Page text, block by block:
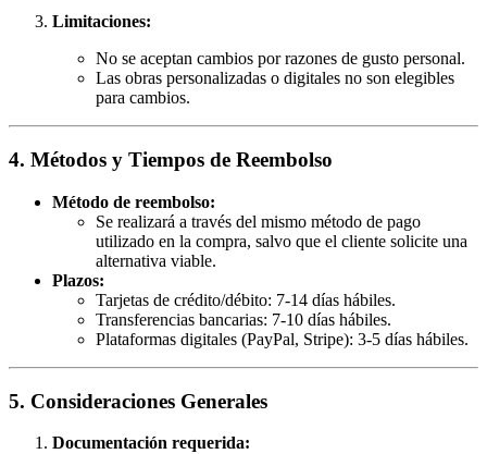
Limitaciones:
No se aceptan cambios por razones de gusto personal.
Las obras personalizadas o digitales no son elegibles
para cambios.
4. Métodos y Tiempos de Reembolso
Método de reembolso:
Se realizará a través del mismo método de pago
utilizado en la compra, salvo que el cliente solicite una
alternativa viable.
Plazos:
Tarjetas de crédito/débito: 7-14 días hábiles.
Transferencias bancarias: 7-10 días hábiles.
Plataformas digitales (PayPal, Stripe): 3-5 días hábiles.
5. Consideraciones Generales
Documentación requerida: